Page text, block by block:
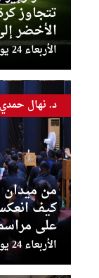
تتجاوز
الأخضر
الأربعاء 24 يونيو 2026 - 16:31:17
من ميدان
كيف
على
الأربعاء 24 يونيو 2026 - 12:31:30
د. نهال حمدي